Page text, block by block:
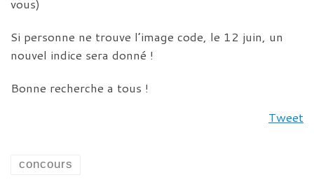
vous)
Si personne ne trouve l’image code, le 12 juin, un
nouvel indice sera donné !
Bonne recherche a tous !
Tweet
concours